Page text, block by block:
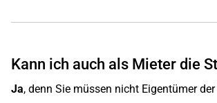
Kann ich auch als Mieter die
Ja, denn Sie müssen nicht Eigentümer